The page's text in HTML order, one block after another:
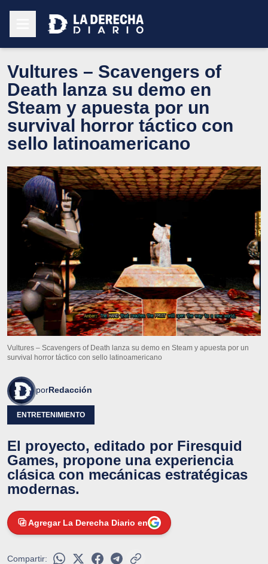
Vultures – Scavengers of
Death lanza su demo en
Steam y apuesta por un
survival horror táctico con
sello latinoamericano
Vultures – Scavengers of Death lanza su demo en Steam y apuesta por un
survival horror táctico con sello latinoamericano
porRedacción
ENTRETENIMIENTO
El proyecto, editado por Firesquid
Games, propone una experiencia
clásica con mecánicas estratégicas
modernas.
Agregar La Derecha Diario en
Compartir: